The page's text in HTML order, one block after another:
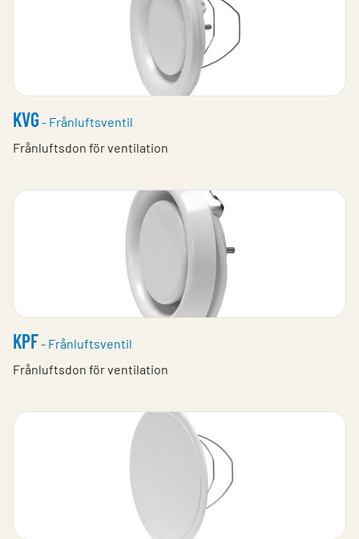
KVG - Frånluftsventil
Frånluftsdon för ventilation
KPF- Frånluftsventil
Frånluftsdon för ventilation